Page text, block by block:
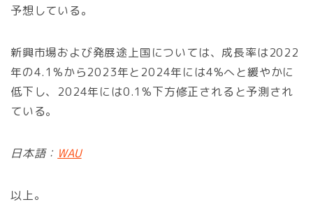
予想している。
新興市場および発展途上国については、成長率は2022
年の4.1%から2023年と2024年には4%へと緩やかに
低下し、2024年には0.1%下方修正されると予測され
ている。
日本語： WAU
以上。